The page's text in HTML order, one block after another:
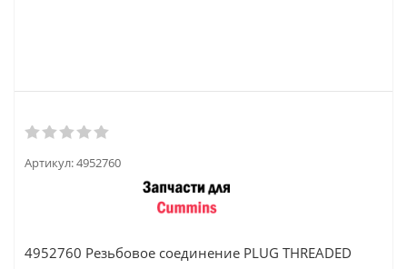
Артикул:4952760
4952760 Резьбовое соединение PLUG THREADED